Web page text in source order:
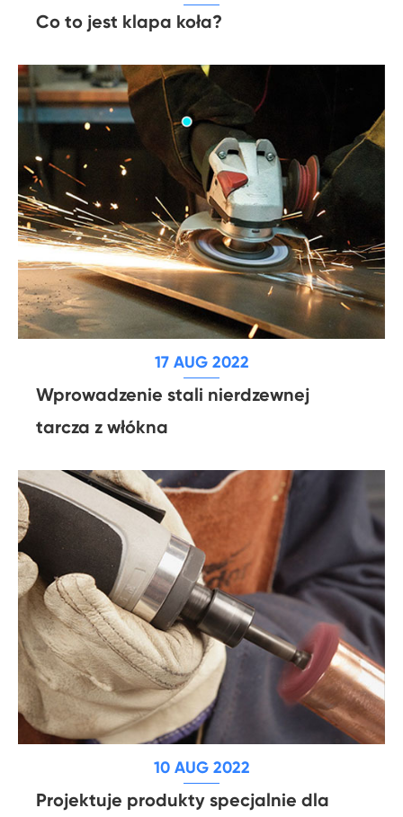
Co to jest klapa koła?
17 AUG 2022
Wprowadzenie stali nierdzewnej
tarcza z włókna
10 AUG 2022
Projektuje produkty specjalnie dla